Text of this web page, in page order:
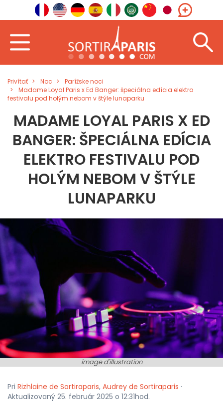
Privítať Noc
Parížske noci
Madame Loyal Paris x Ed Banger: špeciálna edícia elektro
festivalu pod holým nebom v štýle lunaparku
MADAME LOYAL PARIS X ED
BANGER: ŠPECIÁLNA EDÍCIA
ELEKTRO FESTIVALU POD
HOLÝM NEBOM V ŠTÝLE
LUNAPARKU
image d'illustration
Pri Rizhlaine de Sortiraparis, Audrey de Sortiraparis ·
Aktualizovaný 25. február 2025 o 12:31hod.